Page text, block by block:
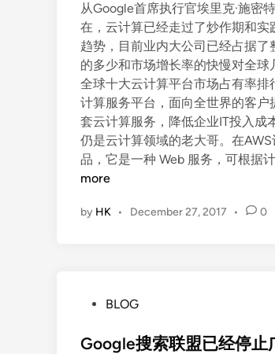
e
d
i
n
从Google首席执行官埃里克·施密
在，云计算已经走过了炒作期和
趋势，目前业内大公司已经占据
的多少和市场增长率的快慢对全
全球十大云计算平台市场占有率排
计算服务平台，面向全世界的客
套云计算服务，降低企业IT投入成
仍是云计算领域的老大哥。在
品，它是一种 Web 服务，可根据
more
by HK • December 27, 2017 • 0
s
BLOG
Google搜索联盟已经停止